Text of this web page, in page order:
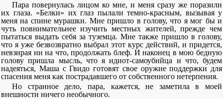
Пара повернулась лицом ко мне, и меня сразу же поразили
их глаза. «Белки» их глаз пылали темно-красным, вызывая у
меня на спине мурашки. Мне пришло в голову, что я мог бы и
чуть повнимательнее изучить местных жителей, прежде чем
пытаться выдать себя за туземца. Мне также пришло в голову,
что я уже безвозвратно выбрал этот курс действий, и придется,
невзирая ни на что, продолжать блеф. И наконец в мою бедную
голову пришла мысль, что я идиот-самоубийца и что, будем
надеяться, Маша с Гвидо готовят свое оружие поддержки для
спасения меня как пострадавшего от собственного нетерпения.
Но странное дело, пара, кажется, не заметила в моей
внешности ничего необычного.